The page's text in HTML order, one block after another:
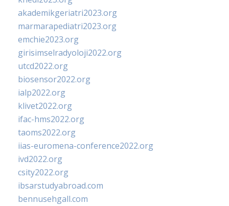
akademikgeriatri2023.org
marmarapediatri2023.org
emchie2023.org
girisimselradyoloji2022.org
utcd2022.org
biosensor2022.org
ialp2022.org
klivet2022.org
ifac-hms2022.org
taoms2022.org
iias-euromena-conference2022.org
ivd2022.org
csity2022.org
ibsarstudyabroad.com
bennusehgall.com